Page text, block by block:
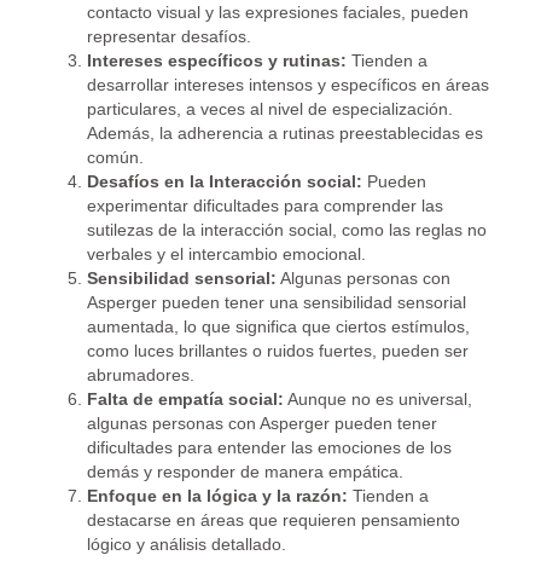
contacto visual y las expresiones faciales, pueden
representar desafíos.
Intereses específicos y rutinas: Tienden a
desarrollar intereses intensos y específicos en áreas
particulares, a veces al nivel de especialización.
Además, la adherencia a rutinas preestablecidas es
común.
Desafíos en la Interacción social: Pueden
experimentar dificultades para comprender las
sutilezas de la interacción social, como las reglas no
verbales y el intercambio emocional.
Sensibilidad sensorial: Algunas personas con
Asperger pueden tener una sensibilidad sensorial
aumentada, lo que significa que ciertos estímulos,
como luces brillantes o ruidos fuertes, pueden ser
abrumadores.
Falta de empatía social: Aunque no es universal,
algunas personas con Asperger pueden tener
dificultades para entender las emociones de los
demás y responder de manera empática.
Enfoque en la lógica y la razón:Tienden a
destacarse en áreas que requieren pensamiento
lógico y análisis detallado.